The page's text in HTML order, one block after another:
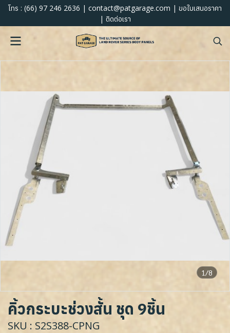
โทร : (66) 97 246 2636 | contact@patgarage.com | ขอใบเสนอราคา
| ติดต่อเรา
1/8
คิ้วกระบะช่วงสั้น ชุด 9ชิ้น
SKU : S2S388-CPNG